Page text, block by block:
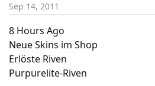
t
a
r
t
e
r
t
e
Sep 14, 2011
8 Hours Ago
Neue Skins im Shop
Erlöste Riven
Purpurelite-Riven